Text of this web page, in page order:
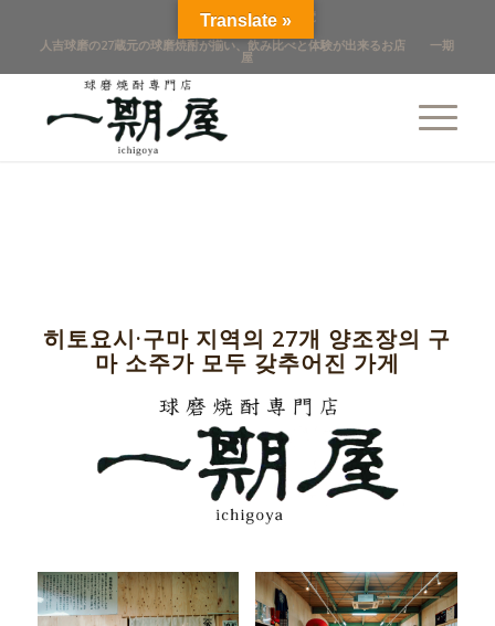
점포 개요
店舖概覽
人吉球磨の27蔵元の球磨焼酎が揃い、飲み比べと体験が出来るお店 一期
屋
히토요시·구마 지역의 27개 양조장의 구
마 소주가 모두 갖추어진 가게
Translate »